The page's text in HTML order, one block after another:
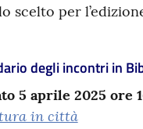
scelto per
degli incontri in
5 aprile 2025 ore
in città